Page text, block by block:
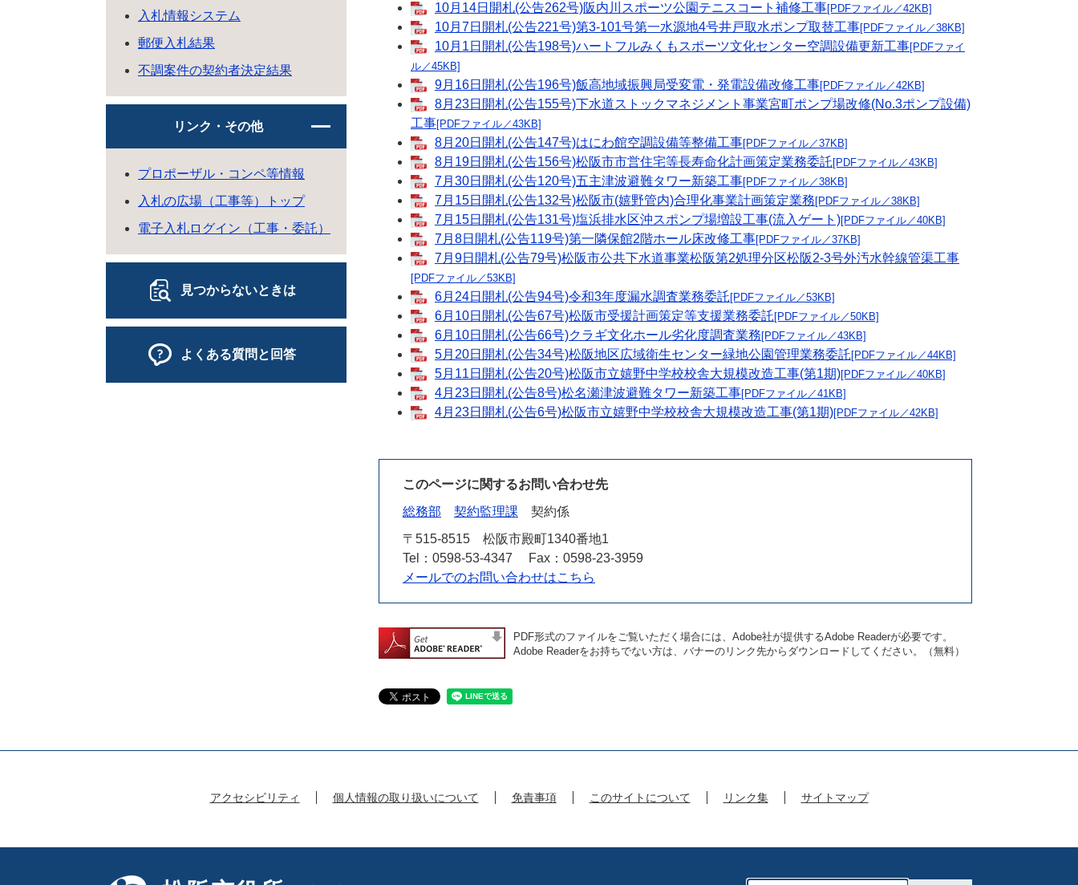
10月14日開札(公告262号)阪内川スポーツ公園テニスコート補修工事[PDFファイル／42KB]
10月7日開札(公告221号)第3-101号第一水源地4号井戸取水ポンプ取替工事[PDFファイル／38KB]
10月1日開札(公告198号)ハートフルみくもスポーツ文化センター空調設備更新工事[PDFファイ
ル／45KB]
9月16日開札(公告196号)飯高地域振興局受変電・発電設備改修工事[PDFファイル／42KB]
8月23日開札(公告155号)下水道ストックマネジメント事業宮町ポンプ場改修(No.3ポンプ設備)
工事[PDFファイル／43KB]
8月20日開札(公告147号)はにわ館空調設備等整備工事[PDFファイル／37KB]
8月19日開札(公告156号)松阪市市営住宅等長寿命化計画策定業務委託 [PDFファイル／43KB]
7月30日開札(公告120号)五主津波避難タワー新築工事[PDFファイル／38KB]
7月15日開札(公告132号)松阪市(嬉野管内)合理化事業計画策定業務 [PDFファイル／38KB]
7月15日開札(公告131号)塩浜排水区沖スポンプ場増設工事(流入ゲート)[PDFファイル／40KB]
7月8日開札(公告119号)第一隣保館2階ホール床改修工事[PDFファイル／37KB]
7月9日開札(公告79号)松阪市公共下水道事業松阪第2処理分区松阪2‐3号外汚水幹線管渠工事
[PDFファイル／53KB]
6月24日開札(公告94号)令和3年度漏水調査業務委託 [PDFファイル／53KB]
6月10日開札(公告67号)松阪市受援計画策定等支援業務委託 [PDFファイル／50KB]
6月10日開札(公告66号)クラギ文化ホール劣化度調査業務 [PDFファイル／43KB]
5月20日開札(公告34号)松阪地区広域衛生センター緑地公園管理業務委託 [PDFファイル／44KB]
5月11日開札(公告20号)松阪市立嬉野中学校校舎大規模改造工事(第1期)[PDFファイル／40KB]
4月23日開札(公告8号)松名瀬津波避難タワー新築工事[PDFファイル／41KB]
4月23日開札(公告6号)松阪市立嬉野中学校校舎大規模改造工事(第1期)[PDFファイル／42KB]
このページに関するお問い合わせ先
総務部
契約監理課
契約係
〒515-8515
松阪市殿町1340番地1
Tel：0598-53-4347
Fax：0598-23-3959
メールでのお問い合わせはこちら
PDF形式のファイルをご覧いただく場合には、Adobe社が提供するAdobe Readerが必要です。
Adobe Readerをお持ちでない方は、バナーのリンク先からダウンロードしてください。（無料）
入札情報システム
郵便入札結果
不調案件の契約者決定結果
リンク・その他
プロポーザル・コンペ等情報
入札の広場（工事等）トップ
電子入札ログイン（工事・委託）
見つからないときは
よくある質問と回答
アクセシビリティ 個人情報の取り扱いについて 免責事項 このサイトについて リンク集 サイトマップ